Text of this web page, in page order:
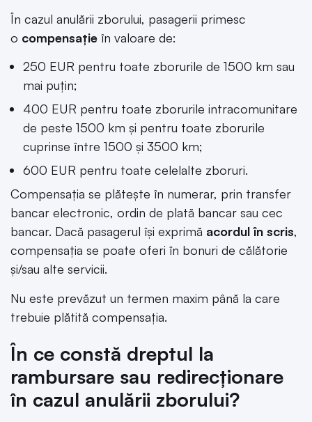
În cazul anulării zborului, pasagerii primesc
o compensaţie în valoare de:
250 EUR pentru toate zborurile de 1500 km sau
mai puţin;
400 EUR pentru toate zborurile intracomunitare
de peste 1500 km şi pentru toate zborurile
cuprinse între 1500 şi 3500 km;
600 EUR pentru toate celelalte zboruri.
Compensaţia se plăteşte în numerar, prin transfer
bancar electronic, ordin de plată bancar sau cec
bancar. Dacă pasagerul îşi exprimă acordul în scris,
compensaţia se poate oferi în bonuri de călătorie
şi/sau alte servicii.
Nu este prevăzut un termen maxim până la care
trebuie plătită compensaţia.
În ce constă dreptul la
rambursare sau redirecționare
în cazul anulării zborului?